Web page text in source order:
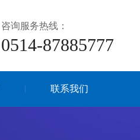
咨询服务热线：
0514-87885777
联系我们